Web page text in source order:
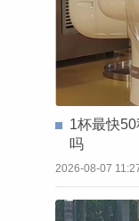
1杯最快
吗
2026-08-07